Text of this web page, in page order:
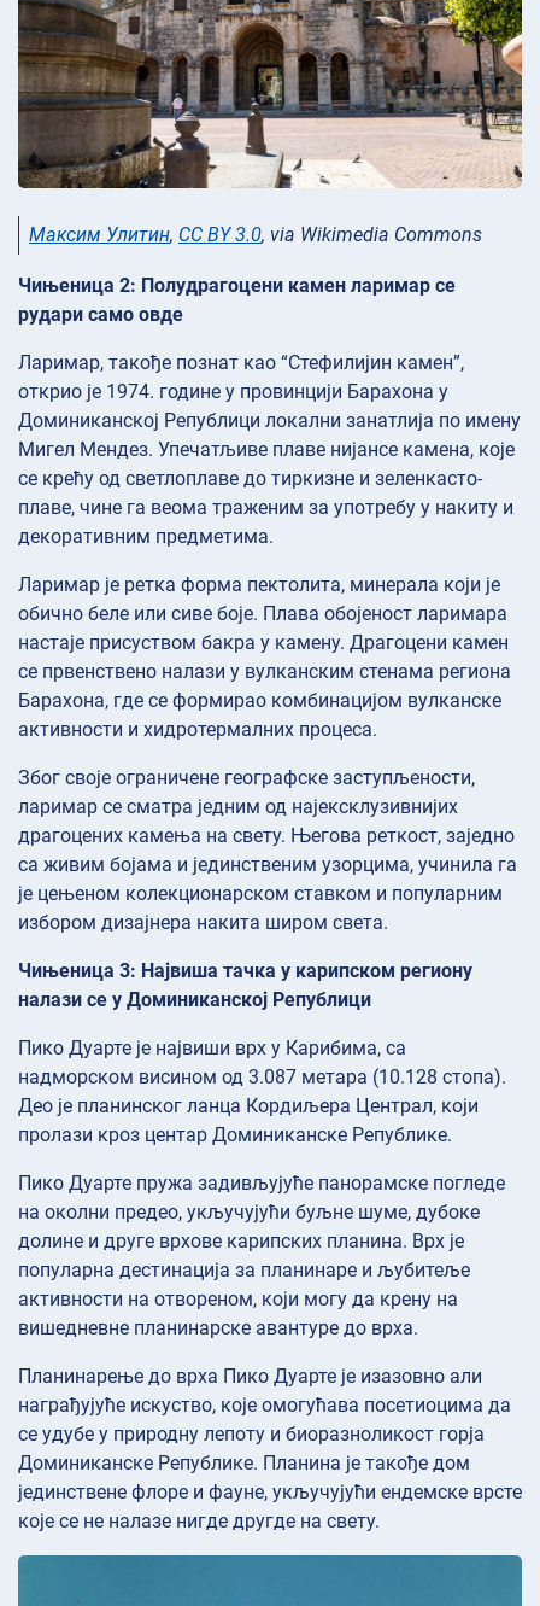
Максим Улитин, CC BY 3.0, via Wikimedia Commons
Чињеница 2: Полудрагоцени камен ларимар се
рудари само овде
Ларимар, такође познат као “Стефилијин камен”,
открио је 1974. године у провинцији Барахона у
Доминиканској Републици локални занатлија по имену
Мигел Мендез. Упечатљиве плаве нијансе камена, које
се крећу од светлоплаве до тиркизне и зеленкасто-
плаве, чине га веома траженим за употребу у накиту и
декоративним предметима.
Ларимар је ретка форма пектолита, минерала који је
обично беле или сиве боје. Плава обојеност ларимара
настаје присуством бакра у камену. Драгоцени камен
се првенствено налази у вулканским стенама региона
Барахона, где се формирао комбинацијом вулканске
активности и хидротермалних процеса.
Због своје ограничене географске заступљености,
ларимар се сматра једним од најексклузивнијих
драгоцених камења на свету. Његова реткост, заједно
са живим бојама и јединственим узорцима, учинила га
је цењеном колекционарском ставком и популарним
избором дизајнера накита широм света.
Чињеница 3: Највиша тачка у карипском региону
налази се у Доминиканској Републици
Пико Дуарте је највиши врх у Карибима, са
надморском висином од 3.087 метара (10.128 стопа).
Део је планинског ланца Кордиљера Централ, који
пролази кроз центар Доминиканске Републике.
Пико Дуарте пружа задивљујуће панорамске погледе
на околни предео, укључујући буљне шуме, дубоке
долине и друге врхове карипских планина. Врх је
популарна дестинација за планинаре и љубитеље
активности на отвореном, који могу да крену на
вишедневне планинарске авантуре до врха.
Планинарење до врха Пико Дуарте је изазовно али
награђујуће искуство, које омогућава посетиоцима да
се удубе у природну лепоту и биоразноликост горја
Доминиканске Републике. Планина је такође дом
јединствене флоре и фауне, укључујући ендемске врсте
које се не налазе нигде другде на свету.